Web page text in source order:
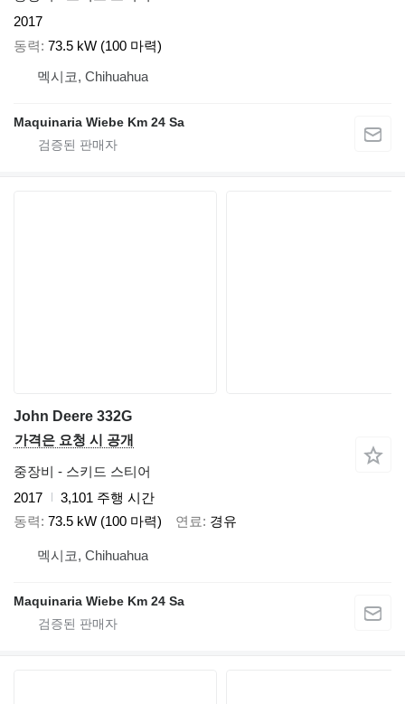
2017
동력 73.5 kW (100 마력)
멕시코, Chihuahua
Maquinaria Wiebe Km 24 Sa
John Deere 332G
가격은 요청 시 공개
중장비 - 스키드 스티어
2017
3,101 주행 시간
동력 73.5 kW (100 마력) 연료 경유
멕시코, Chihuahua
Maquinaria Wiebe Km 24 Sa